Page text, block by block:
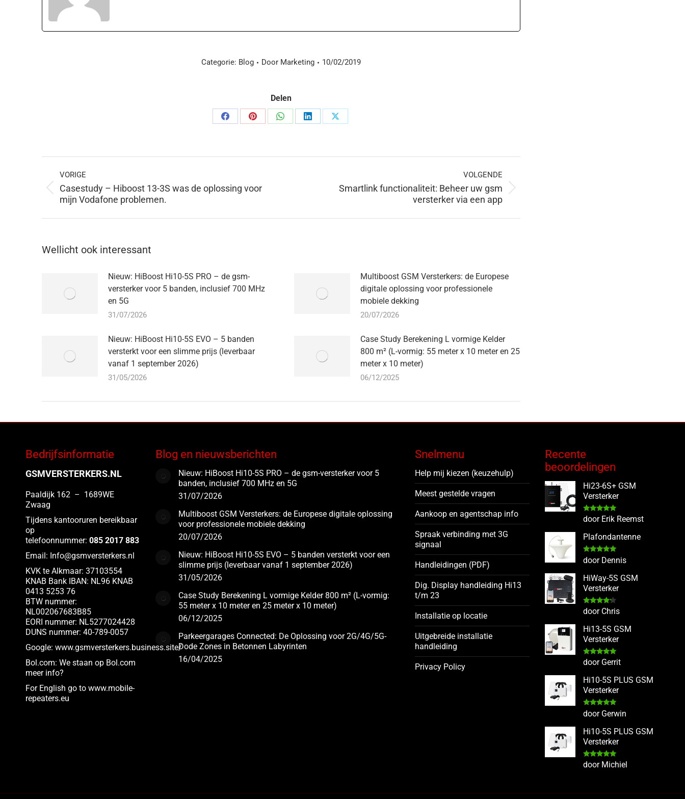
Categorie: Blog Door Marketing 10/02/2019
Delen
Delen
Delen
Delen
Delen
Delen
VORIGE
Vorige
bericht:
Casestudy – Hiboost 13-3S was de oplossing voor
mijn Vodafone problemen.
VOLGENDE
Smartlink functionaliteit: Beheer uw gsm
versterker via een app
Wellicht ook interessant
Nieuw: HiBoost Hi10-5S PRO – de gsm-
versterker voor 5 banden, inclusief 700 MHz
en 5G
31/07/2026
Multiboost GSM Versterkers: de Europese
digitale oplossing voor professionele
mobiele dekking
20/07/2026
Nieuw: HiBoost Hi10-5S EVO – 5 banden
versterkt voor een slimme prijs (leverbaar
vanaf 1 september 2026)
31/05/2026
Case Study Berekening L vormige Kelder
800 m² (L-vormig: 55 meter x 10 meter en 25
meter x 10 meter)
06/12/2025
Bedrijfsinformatie
GSMVERSTERKERS.NL
Paaldijk 162 – 1689WE
Zwaag
Tijdens kantooruren bereikbaar
op
telefoonnummer: 085 2017 883
Email: Info@gsmversterkers.nl
KVK te Alkmaar: 37103554
KNAB Bank IBAN: NL96 KNAB
0413 5253 76
BTW nummer:
NL002067683B85
EORI nummer: NL5277024428
DUNS nummer: 40-789-0057
Google: www.gsmversterkers.business.site/
Bol.com: We staan op Bol.com
meer info?
For English go to www.mobile-
repeaters.eu
Blog en nieuwsberichten
Nieuw: HiBoost Hi10-5S PRO – de gsm-versterker voor 5
banden, inclusief 700 MHz en 5G
31/07/2026
Multiboost GSM Versterkers: de Europese digitale oplossing
voor professionele mobiele dekking
20/07/2026
Nieuw: HiBoost Hi10-5S EVO – 5 banden versterkt voor een
slimme prijs (leverbaar vanaf 1 september 2026)
31/05/2026
Case Study Berekening L vormige Kelder 800 m² (L-vormig:
55 meter x 10 meter en 25 meter x 10 meter)
06/12/2025
Parkeergarages Connected: De Oplossing voor 2G/4G/5G-
Dode Zones in Betonnen Labyrinten
16/04/2025
Snelmenu
Help mij kiezen (keuzehulp)
Meest gestelde vragen
Aankoop en agentschap info
Spraak verbinding met 3G
signaal
Handleidingen (PDF)
Dig. Display handleiding Hi13
t/m 23
Installatie op locatie
Uitgebreide installatie
handleiding
Privacy Policy
Recente
beoordelingen
Hi23-6S+ GSM
Versterker
Gewaardeerd
door Erik Reemst
Plafondantenne
Gewaardeerd
door Dennis
HiWay-5S GSM
Versterker
Gewaardeerd
door Chris
Hi13-5S GSM
Versterker
Gewaardeerd
door Gerrit
Hi10-5S PLUS GSM
Versterker
Gewaardeerd
door Gerwin
Hi10-5S PLUS GSM
Versterker
Gewaardeerd
door Michiel